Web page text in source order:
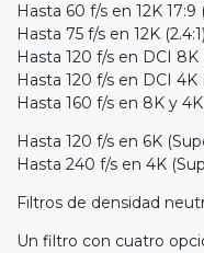
Hasta 60 f/s en 12K
Hasta 75 f/s en 12K (2.4:1)
Hasta 120 f/s en DCI
Hasta 120 f/s en DCI
Hasta 160 f/s en 8K y 4K
Hasta 120 f/s en 6K
Hasta 240 f/s en 4K
Filtros de densidad
Un filtro con cuatro